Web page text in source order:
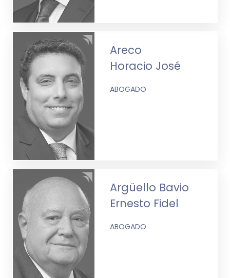
Areco
Horacio José
ABOGADO
Argüello Bavio
Ernesto Fidel
ABOGADO